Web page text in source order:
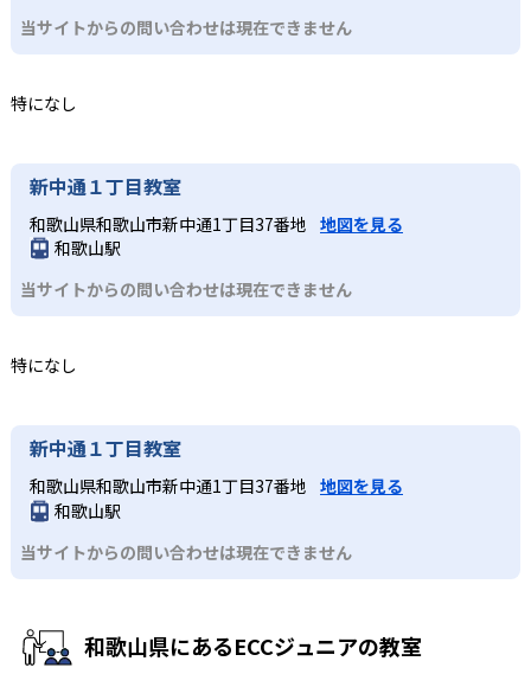
当サイトからの問い合わせは現在できません
特になし
新中通１丁目教室
和歌山県和歌山市新中通1丁目37番地 地図を見る
和歌山駅
当サイトからの問い合わせは現在できません
特になし
新中通１丁目教室
和歌山県和歌山市新中通1丁目37番地 地図を見る
和歌山駅
当サイトからの問い合わせは現在できません
和歌山県にあるECCジュニアの教室